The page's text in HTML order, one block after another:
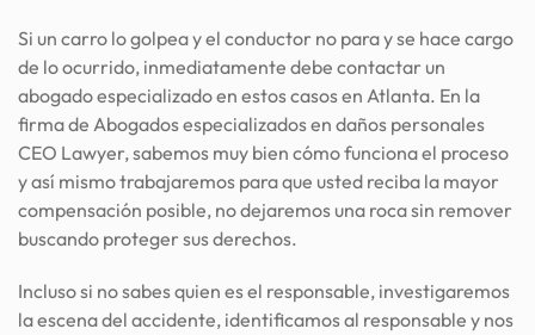
Si un carro lo golpea y el conductor no para y se hace cargo
de lo ocurrido, inmediatamente debe contactar un
abogado especializado en estos casos en Atlanta. En la
firma de Abogados especializados en daños personales
CEO Lawyer, sabemos muy bien cómo funciona el proceso
y así mismo trabajaremos para que usted reciba la mayor
compensación posible, no dejaremos una roca sin remover
buscando proteger sus derechos.
Incluso si no sabes quien es el responsable, investigaremos
la escena del accidente, identificamos al responsable y nos